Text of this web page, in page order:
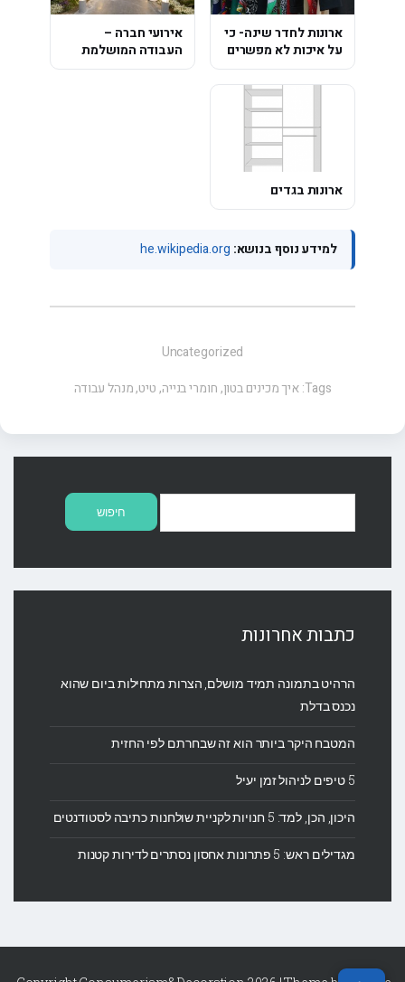
ארונות לחדר שינה- כי
על איכות לא מפשרים
אירועי חברה –
העבודה המושלמת
ארונות בגדים
למידע נוסף בנושא: he.wikipedia.org
Uncategorized
Tags: איך מכינים בטון,חומרי בנייה,טיט,מנהל עבודה
חיפוש:
כתבות אחרונות
הרהיט בתמונה תמיד מושלם, הצרות מתחילות ביום שהוא
נכנס בדלת
המטבח היקר ביותר הוא זה שבחרתם לפי החזית
5 טיפים לניהול זמן יעיל
היכון, הכן, למד: 5 חנויות לקניית שולחנות כתיבה לסטודנטים
מגדילים ראש: 5 פתרונות אחסון נסתרים לדירות קטנות